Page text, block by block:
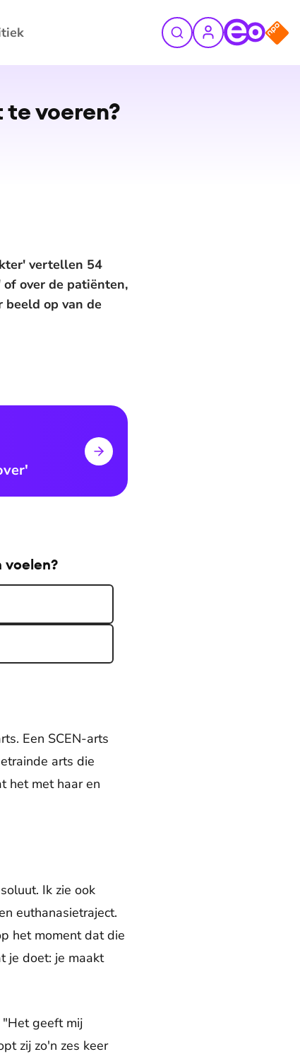
©ANP Foto
voeren?
vertellen 54
over de patiënten,
beeld op van de
voelen?
Een SCEN-arts
arts die
het met haar en
Ik zie ook
euthanasietraject.
het moment dat die
je doet: je maakt
"Het geeft mij
zij zo'n zes keer